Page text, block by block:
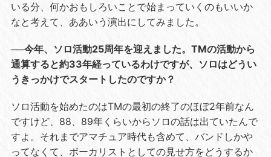
いる分、何かおもしろいことで始まっていくのもいいか
なと考えて、ああいう演出にしてみました。
──今年、ソロ活動25周年を迎えました。TMの活動から
通算すると約33年経っているわけですが、ソロはどうい
うきっかけでスタートしたのですか？
ソロ活動を始めたのはTMの最初の終了のほぼ2年前なん
ですけど、88、89年くらいからソロの話は出ていたんで
すよ。それまでアマチュア時代も含めて、バンドしかや
ってなくて、ボーカリストとしての見せ方をどうするか